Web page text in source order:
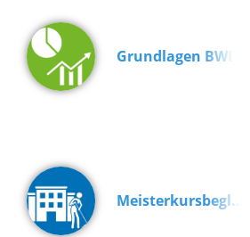
Grundlagen BWL
Meisterkursbegl…